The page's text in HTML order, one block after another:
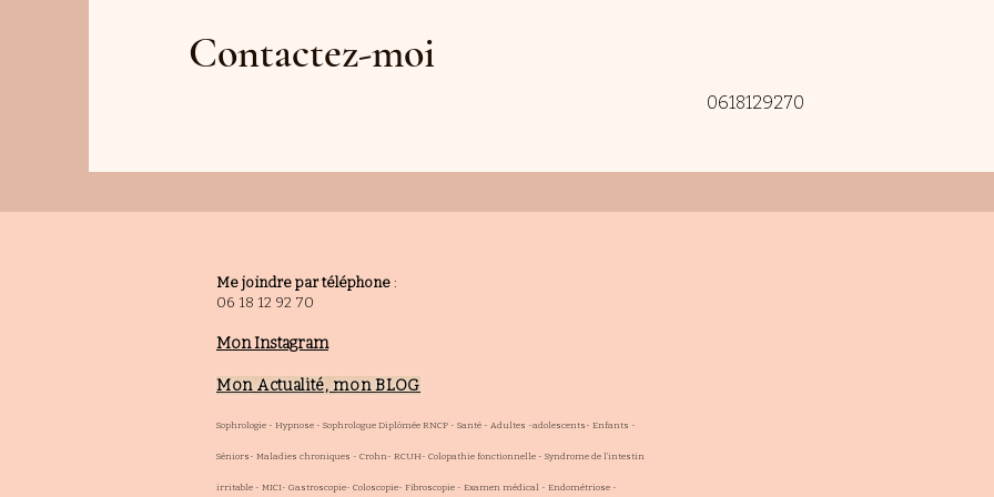
Contactez-moi
0618129270
Me joindre par téléphone :
06 18 12 92 70
Mon Instagram
Mon Actualité, mon BLOG
Sophrologie - Hypnose - Sophrologue Diplômée RNCP - Santé - Adultes -adolescents- Enfants -
Séniors- Maladies chroniques - Crohn- RCUH- Colopathie fonctionnelle - Syndrome de l'intestin
irritable - MICI- Gastroscopie- Coloscopie- Fibroscopie - Examen médical - Endométriose -